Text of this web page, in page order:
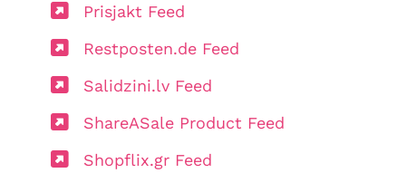
Prisjakt Feed
Restposten.de Feed
Salidzini.lv Feed
ShareASale Product Feed
Shopflix.gr Feed